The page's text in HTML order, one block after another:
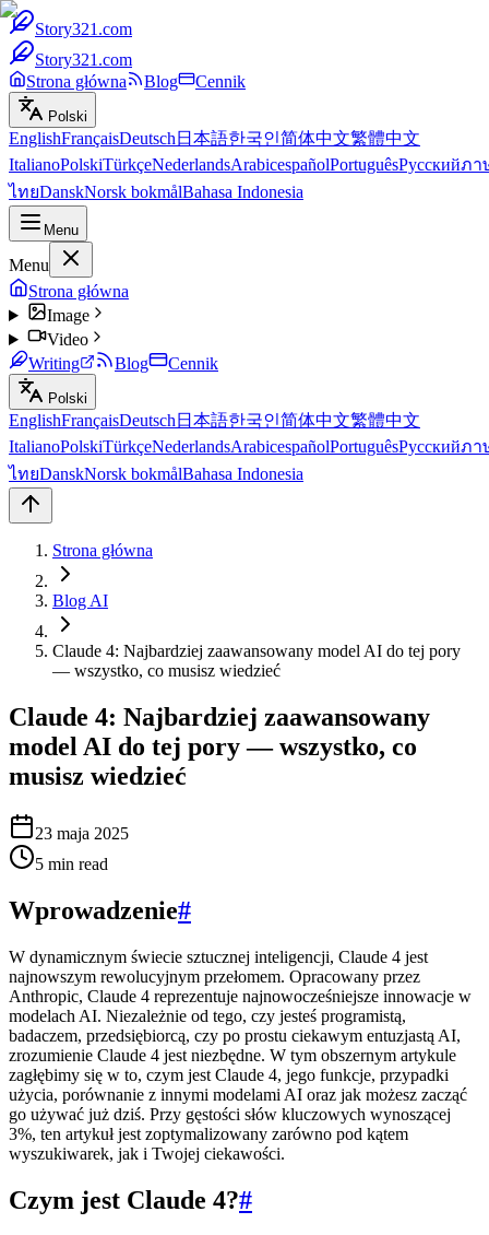
Story321.com
Story321.com
Strona główna
Blog Cennik
Polski
EnglishFrançaisDeutsch 日本語한국인简体中文繁體中文
ItalianoPolskiTürkçeNederlandsArabicespañolPortuguêsРусскийภา
ไทยDanskNorsk bokmålBahasa Indonesia
Menu
Menu
Strona główna
Image
Video
Writing
Blog Cennik
Polski
EnglishFrançaisDeutsch 日本語한국인简体中文繁體中文
ItalianoPolskiTürkçeNederlandsArabicespañolPortuguêsРусскийภา
ไทยDanskNorsk bokmålBahasa Indonesia
Strona główna
Blog AI
Claude 4: Najbardziej zaawansowany model AI do tej pory
— wszystko, co musisz wiedzieć
Claude 4: Najbardziej zaawansowany
model AI do tej pory — wszystko, co
musisz wiedzieć
23 maja 2025
5 min read
Wprowadzenie#
W dynamicznym świecie sztucznej inteligencji, Claude 4 jest
najnowszym rewolucyjnym przełomem. Opracowany przez
Anthropic, Claude 4 reprezentuje najnowocześniejsze innowacje w
modelach AI. Niezależnie od tego, czy jesteś programistą,
badaczem, przedsiębiorcą, czy po prostu ciekawym entuzjastą AI,
zrozumienie Claude 4 jest niezbędne. W tym obszernym artykule
zagłębimy się w to, czym jest Claude 4, jego funkcje, przypadki
użycia, porównanie z innymi modelami AI oraz jak możesz zacząć
go używać już dziś. Przy gęstości słów kluczowych wynoszącej
3%, ten artykuł jest zoptymalizowany zarówno pod kątem
wyszukiwarek, jak i Twojej ciekawości.
Czym jest Claude 4?#